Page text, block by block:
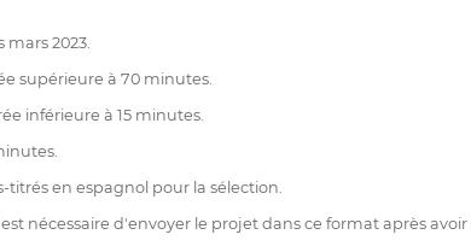
2023.
supérieure à 70 minutes.
inférieure à 15 minutes.
en espagnol pour la sélection.
nécessaire d'envoyer le projet dans ce format après